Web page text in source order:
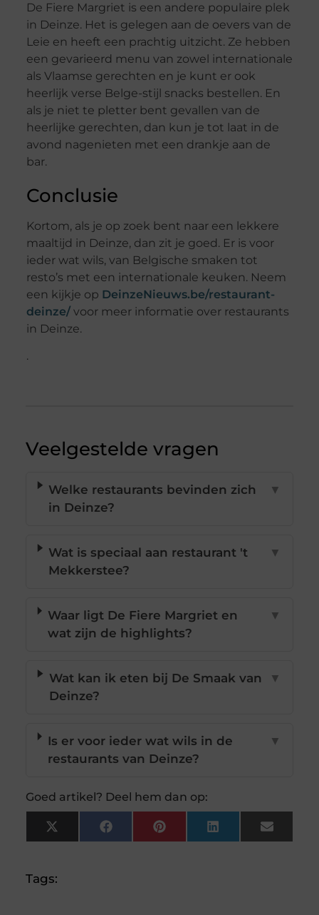
De Fiere Margriet is een andere populaire plek
in Deinze. Het is gelegen aan de oevers van de
Leie en heeft een prachtig uitzicht. Ze hebben
een gevarieerd menu van zowel internationale
als Vlaamse gerechten en je kunt er ook
heerlijk verse Belge-stijl snacks bestellen. En
als je niet te pletter bent gevallen van de
heerlijke gerechten, dan kun je tot laat in de
avond nagenieten met een drankje aan de
bar.
Conclusie
Kortom, als je op zoek bent naar een lekkere
maaltijd in Deinze, dan zit je goed. Er is voor
ieder wat wils, van Belgische smaken tot
resto’s met een internationale keuken. Neem
een kijkje op DeinzeNieuws.be/restaurant-
deinze/voor meer informatie over restaurants
in Deinze.
.
Veelgestelde vragen
Welke restaurants bevinden zich
in Deinze?
▼
Wat is speciaal aan restaurant 't
Mekkerstee?
▼
Waar ligt De Fiere Margriet en
wat zijn de highlights?
▼
Wat kan ik eten bij De Smaak van
Deinze?
▼
Is er voor ieder wat wils in de
restaurants van Deinze?
▼
Goed artikel? Deel hem dan op:
X
(Twitter)
FacebookPinterestLinkedInEmail
Tags: